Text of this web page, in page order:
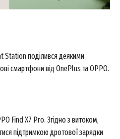
Station поділився деякими
смартфони від OnePlus та OPPO.
Find X7 Pro. Згідно з витоком,
підтримкою дротової зарядки